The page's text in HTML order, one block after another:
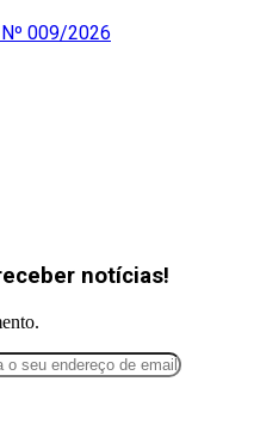
Nº 009/2026
notícias!